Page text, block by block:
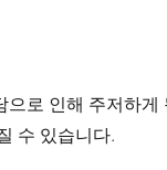
로 인해 주저하게
수 있습니다.